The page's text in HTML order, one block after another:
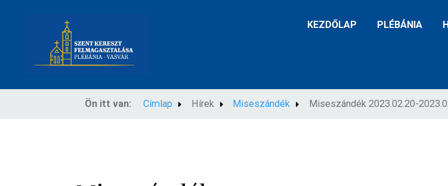
KEZDŐLAP PLÉBÁNIA
Ön itt van: Címlap Hírek Miseszándék Miseszándék 2023.02.20-